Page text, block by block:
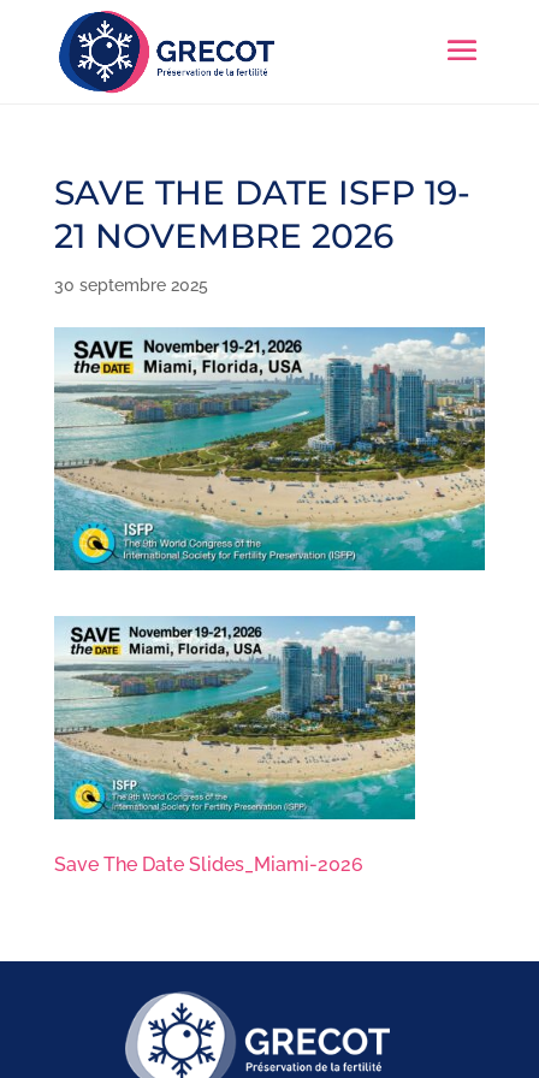
SAVE THE DATE ISFP 19-
21 NOVEMBRE 2026
30 septembre 2025
Save The Date Slides_Miami-2026